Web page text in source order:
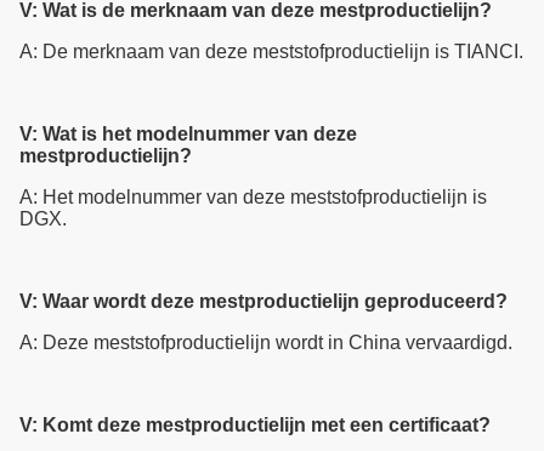
V: Wat is de merknaam van deze mestproductielijn?
A: De merknaam van deze meststofproductielijn is TIANCI.
V: Wat is het modelnummer van deze
mestproductielijn?
A: Het modelnummer van deze meststofproductielijn is
DGX.
V: Waar wordt deze mestproductielijn geproduceerd?
A: Deze meststofproductielijn wordt in China vervaardigd.
V: Komt deze mestproductielijn met een certificaat?